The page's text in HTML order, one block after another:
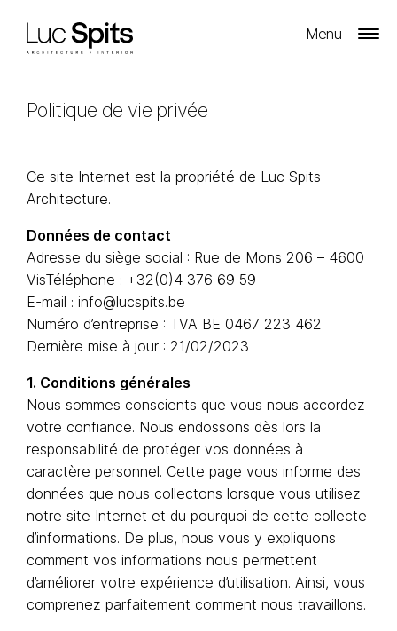
Menu
Politique de vie privée
Ce site Internet est la propriété de Luc Spits
Architecture.
Données de contact
Adresse du siège social : Rue de Mons 206 – 4600
VisTéléphone : +32(0)4 376 69 59
E-mail : info@lucspits.be
Numéro d’entreprise : TVA BE 0467 223 462
Dernière mise à jour : 21/02/2023
1. Conditions générales
Nous sommes conscients que vous nous accordez
votre confiance. Nous endossons dès lors la
responsabilité de protéger vos données à
caractère personnel. Cette page vous informe des
données que nous collectons lorsque vous utilisez
notre site Internet et du pourquoi de cette collecte
d’informations. De plus, nous vous y expliquons
comment vos informations nous permettent
d’améliorer votre expérience d’utilisation. Ainsi, vous
comprenez parfaitement comment nous travaillons.